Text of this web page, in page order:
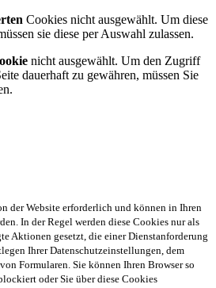
Cookies nicht ausgewählt. Um diese
sie diese per Auswahl zulassen.
nicht ausgewählt. Um den Zugriff
dauerhaft zu gewähren, müssen Sie
der Website erforderlich und können in Ihren
In der Regel werden diese Cookies nur als
Aktionen gesetzt, die einer Dienstanforderung
Ihrer Datenschutzeinstellungen, dem
Formularen. Sie können Ihren Browser so
oder Sie über diese Cookies